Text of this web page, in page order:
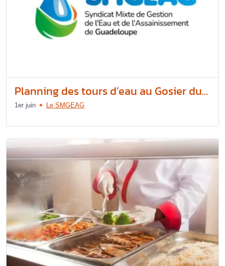
Planning des tours d’eau au Gosier du...
1er juin Le SMGEAG